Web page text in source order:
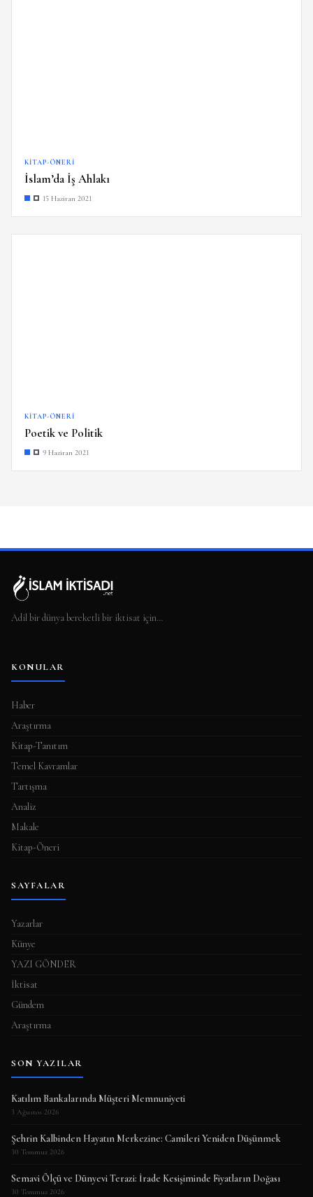
KITAP-ÖNERI
İslam’da İş Ahlakı
15 Haziran 2021
KITAP-ÖNERI
Poetik ve Politik
9 Haziran 2021
Adil bir dünya bereketli bir iktisat için…
KONULAR
Haber
Araştırma
Kitap-Tanıtım
Temel Kavramlar
Tartışma
Analiz
Makale
Kitap-Öneri
SAYFALAR
Yazarlar
Künye
YAZI GÖNDER
İktisat
Gündem
Araştırma
SON YAZILAR
Katılım Bankalarında Müşteri Memnuniyeti
3 Ağustos 2026
Şehrin Kalbinden Hayatın Merkezine: Camileri Yeniden Düşünmek
30 Temmuz 2026
Semavi Ölçü ve Dünyevi Terazi: İrade Kesişiminde Fiyatların Doğası
30 Temmuz 2026